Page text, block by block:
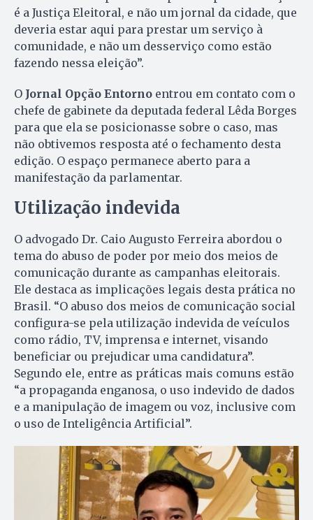
é a Justiça Eleitoral, e não um jornal da cidade, que
deveria estar aqui para prestar um serviço à
comunidade, e não um desserviço como estão
fazendo nessa eleição”.
O Jornal Opção Entorno entrou em contato com o
chefe de gabinete da deputada federal Lêda Borges
para que ela se posicionasse sobre o caso, mas
não obtivemos resposta até o fechamento desta
edição. O espaço permanece aberto para a
manifestação da parlamentar.
Utilização indevida
O advogado Dr. Caio Augusto Ferreira abordou o
tema do abuso de poder por meio dos meios de
comunicação durante as campanhas eleitorais.
Ele destaca as implicações legais desta prática no
Brasil. “O abuso dos meios de comunicação social
configura-se pela utilização indevida de veículos
como rádio, TV, imprensa e internet, visando
beneficiar ou prejudicar uma candidatura”.
Segundo ele, entre as práticas mais comuns estão
“a propaganda enganosa, o uso indevido de dados
e a manipulação de imagem ou voz, inclusive com
o uso de Inteligência Artificial”.